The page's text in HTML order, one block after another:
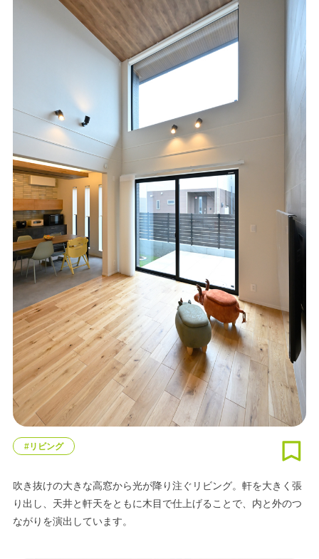
#リビング
吹き抜けの大きな高窓から光が降り注ぐリビング。軒を大きく張
り出し、天井と軒天をともに木目で仕上げることで、内と外のつ
ながりを演出しています。